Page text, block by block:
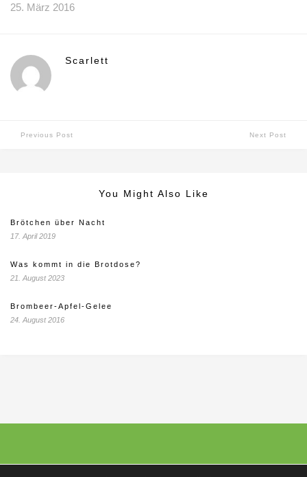
25. März 2016
Scarlett
Previous Post Next Post
You Might Also Like
Brötchen über Nacht
17. April 2019
Was kommt in die Brotdose?
21. August 2023
Brombeer-Apfel-Gelee
24. August 2016